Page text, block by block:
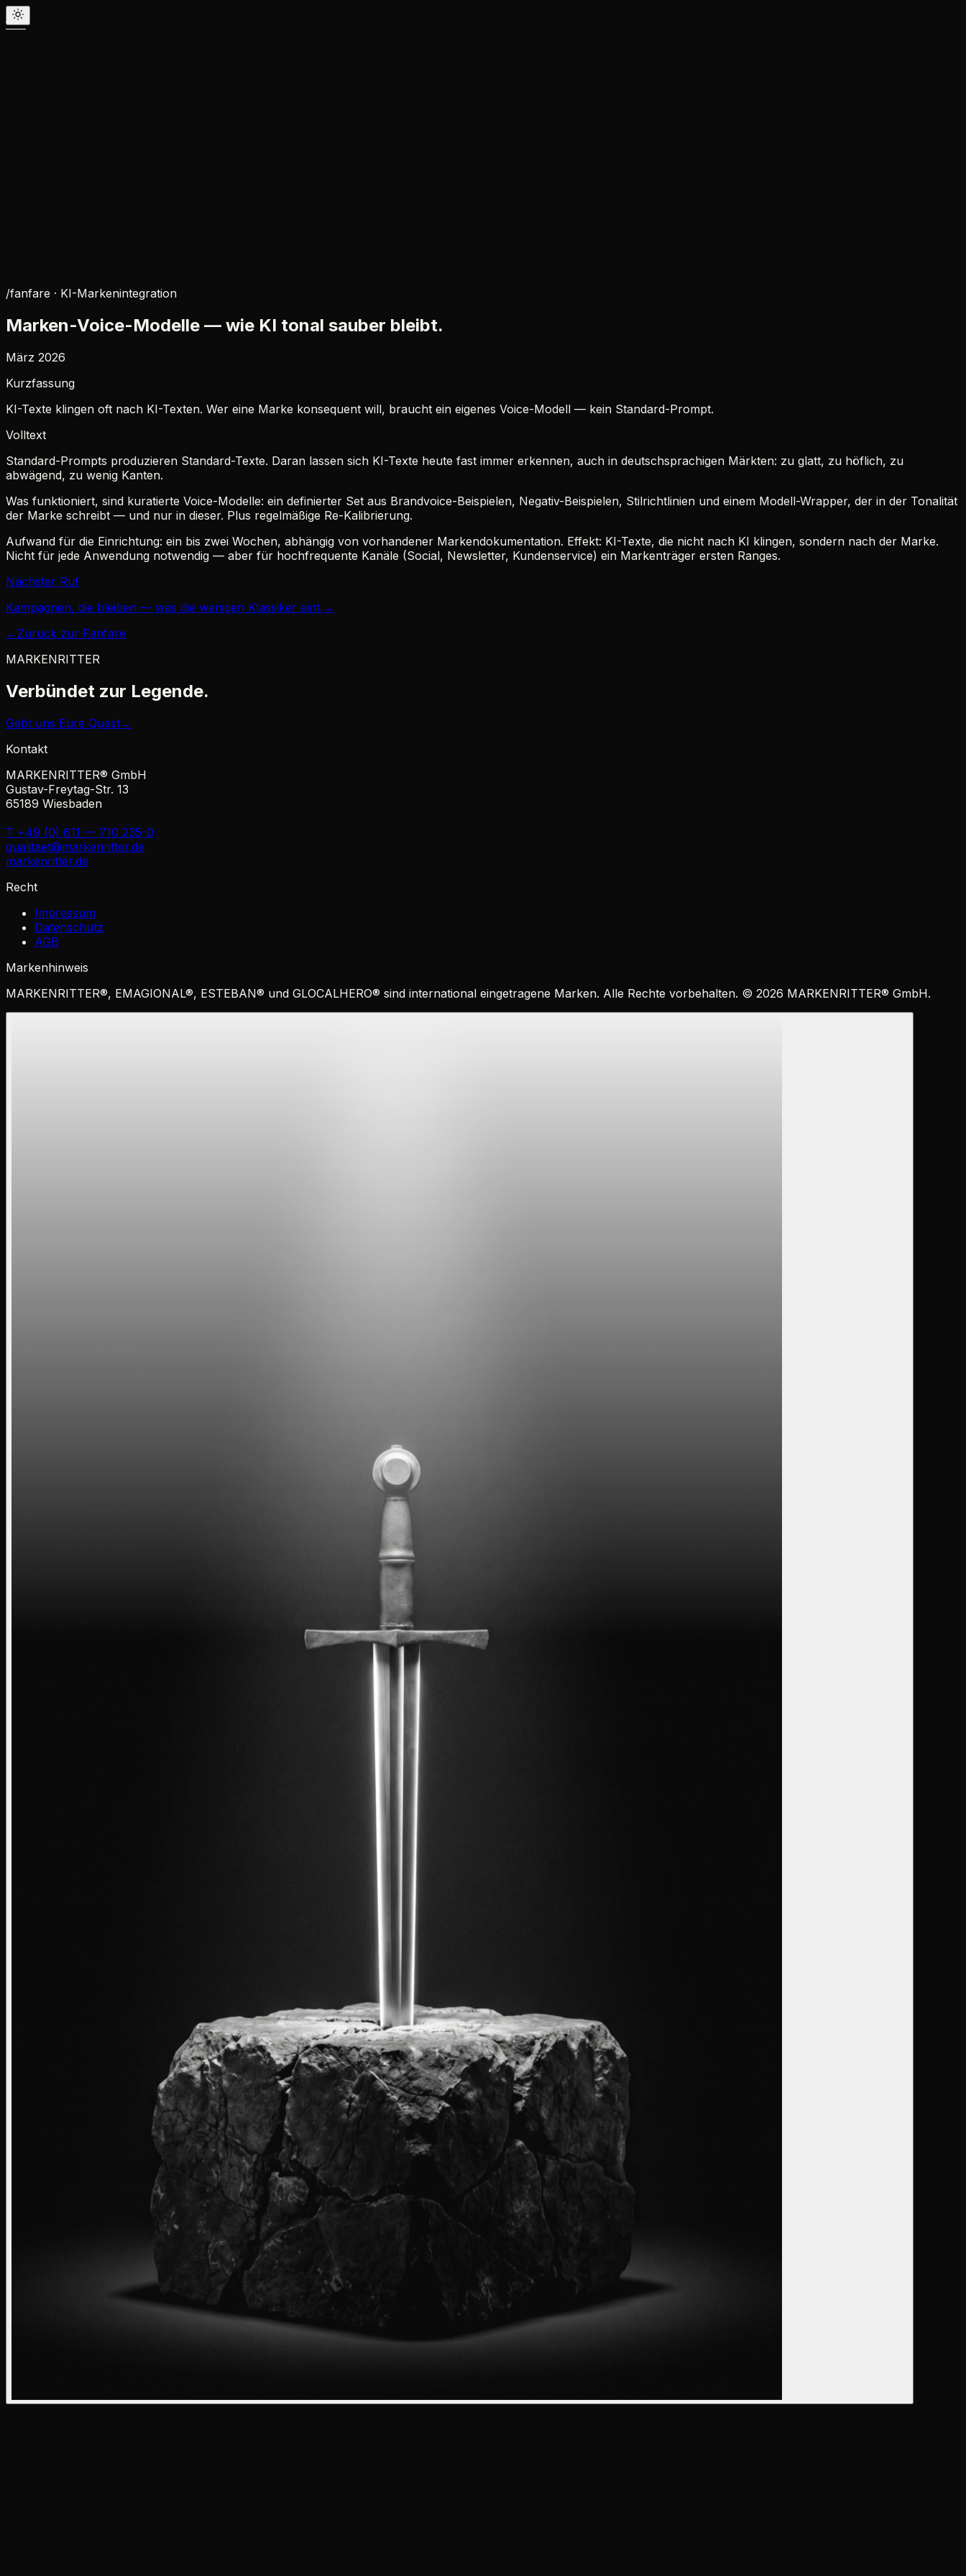
/fanfare · KI-Markenintegration
Marken-Voice-Modelle — wie KI tonal sauber bleibt.
März 2026
Kurzfassung
KI-Texte klingen oft nach KI-Texten. Wer eine Marke konsequent will, braucht ein eigenes Voice-Modell — kein Standard-Prompt.
Volltext
Standard-Prompts produzieren Standard-Texte. Daran lassen sich KI-Texte heute fast immer erkennen, auch in deutschsprachigen Märkten: zu glatt, zu höflich, zu
abwägend, zu wenig Kanten.
Was funktioniert, sind kuratierte Voice-Modelle: ein definierter Set aus Brandvoice-Beispielen, Negativ-Beispielen, Stilrichtlinien und einem Modell-Wrapper, der in der Tonalität
der Marke schreibt — und nur in dieser. Plus regelmäßige Re-Kalibrierung.
Aufwand für die Einrichtung: ein bis zwei Wochen, abhängig von vorhandener Markendokumentation. Effekt: KI-Texte, die nicht nach KI klingen, sondern nach der Marke.
Nicht für jede Anwendung notwendig — aber für hochfrequente Kanäle (Social, Newsletter, Kundenservice) ein Markenträger ersten Ranges.
Nächster Ruf
Kampagnen, die bleiben — was die wenigen Klassiker eint. →
← Zurück zur Fanfare
MARKENRITTER
Verbündet zur Legende.
Gebt uns Eure Quest→
Kontakt
MARKENRITTER® GmbH
Gustav-Freytag-Str. 13
65189 Wiesbaden
T +49 (0) 611 — 710 235-0
qualitaet@markenritter.de
markenritter.de
Recht
Impressum
Datenschutz
AGB
Markenhinweis
MARKENRITTER®, EMAGIONAL®, ESTEBAN® und GLOCALHERO® sind international eingetragene Marken. Alle Rechte vorbehalten. © 2026 MARKENRITTER® GmbH.